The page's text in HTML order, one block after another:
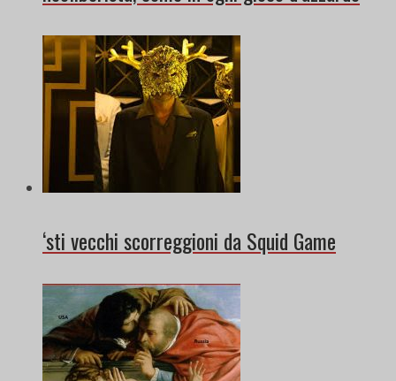
‘sti vecchi scorreggioni da Squid Game